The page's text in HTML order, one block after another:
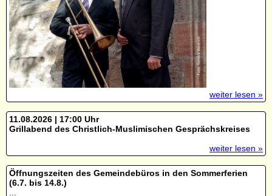
weiter lesen »
11.08.2026 | 17:00 Uhr
Grillabend des Christlich-Muslimischen Gesprächskreises
weiter lesen »
Öffnungszeiten des Gemeindebüros in den Sommerferien
(6.7. bis 14.8.)